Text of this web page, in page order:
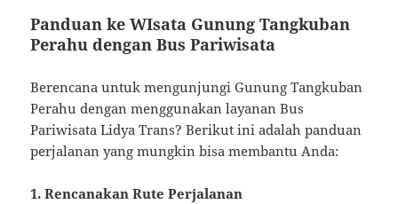
Panduan ke WIsata Gunung Tangkuban
Perahu dengan Bus Pariwisata
Berencana untuk mengunjungi Gunung Tangkuban
Perahu dengan menggunakan layanan Bus
Pariwisata Lidya Trans? Berikut ini adalah panduan
perjalanan yang mungkin bisa membantu Anda:
1. Rencanakan Rute Perjalanan